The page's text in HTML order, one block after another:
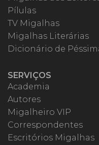
Pílulas
TV Migalhas
Migalhas Literárias
Dicionário de
SERVIÇOS
Academia
Autores
Migalheiro VIP
Correspondentes
Escritórios Migalhas